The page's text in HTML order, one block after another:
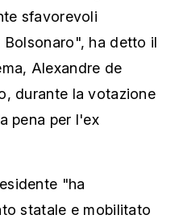
sfavorevoli
ha detto il
Alexandre de
durante la votazione
pena per l'ex
"ha
statale e mobilitato